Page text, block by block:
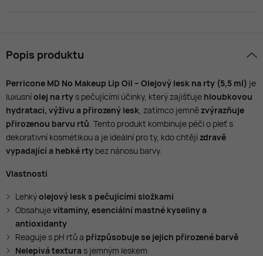
Popis produktu
Perricone MD No Makeup Lip Oil – Olejový lesk na rty (5,5 ml) je
luxusníolej na rty s pečujícími účinky, který zajišťuje hloubkovou
hydrataci, výživu a přirozený lesk, zatímco jemnězvýrazňuje
přirozenou barvu rtů. Tento produkt kombinuje péči o pleť s
dekorativní kosmetikou a je ideální pro ty, kdo chtějízdravě
vypadající a hebké rty bez nánosu barvy.
Vlastnosti
Lehkýolejový lesk s pečujícími složkami
Obsahujevitaminy, esenciální mastné kyseliny a
antioxidanty
Reaguje s pH rtů a přizpůsobuje se jejich přirozené barvě
Nelepivá textura s jemným leskem